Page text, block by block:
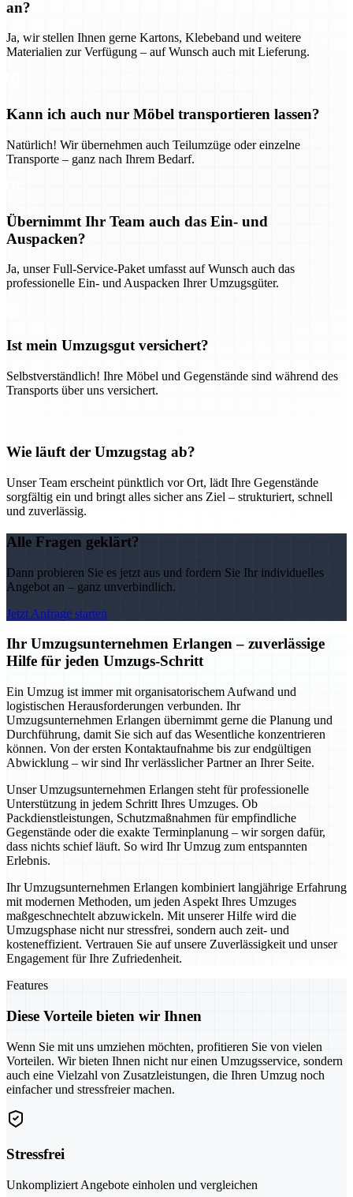
an?
Ja, wir stellen Ihnen gerne Kartons, Klebeband und weitere
Materialien zur Verfügung – auf Wunsch auch mit Lieferung.
Kann ich auch nur Möbel transportieren lassen?
Natürlich! Wir übernehmen auch Teilumzüge oder einzelne
Transporte – ganz nach Ihrem Bedarf.
Übernimmt Ihr Team auch das Ein- und
Auspacken?
Ja, unser Full-Service-Paket umfasst auf Wunsch auch das
professionelle Ein- und Auspacken Ihrer Umzugsgüter.
Ist mein Umzugsgut versichert?
Selbstverständlich! Ihre Möbel und Gegenstände sind während des
Transports über uns versichert.
Wie läuft der Umzugstag ab?
Unser Team erscheint pünktlich vor Ort, lädt Ihre Gegenstände
sorgfältig ein und bringt alles sicher ans Ziel – strukturiert, schnell
und zuverlässig.
Alle Fragen geklärt?
Dann probieren Sie es jetzt aus und fordern Sie Ihr individuelles
Angebot an – ganz unverbindlich.
Jetzt Anfrage starten
Ihr Umzugsunternehmen Erlangen – zuverlässige
Hilfe für jeden Umzugs-Schritt
Ein Umzug ist immer mit organisatorischem Aufwand und
logistischen Herausforderungen verbunden. Ihr
Umzugsunternehmen Erlangen übernimmt gerne die Planung und
Durchführung, damit Sie sich auf das Wesentliche konzentrieren
können. Von der ersten Kontaktaufnahme bis zur endgültigen
Abwicklung – wir sind Ihr verlässlicher Partner an Ihrer Seite.
Unser Umzugsunternehmen Erlangen steht für professionelle
Unterstützung in jedem Schritt Ihres Umzuges. Ob
Packdienstleistungen, Schutzmaßnahmen für empfindliche
Gegenstände oder die exakte Terminplanung – wir sorgen dafür,
dass nichts schief läuft. So wird Ihr Umzug zum entspannten
Erlebnis.
Ihr Umzugsunternehmen Erlangen kombiniert langjährige Erfahrung
mit modernen Methoden, um jeden Aspekt Ihres Umzuges
maßgeschnechtelt abzuwickeln. Mit unserer Hilfe wird die
Umzugsphase nicht nur stressfrei, sondern auch zeit- und
kosteneffizient. Vertrauen Sie auf unsere Zuverlässigkeit und unser
Engagement für Ihre Zufriedenheit.
Features
Diese Vorteile bieten wir Ihnen
Wenn Sie mit uns umziehen möchten, profitieren Sie von vielen
Vorteilen. Wir bieten Ihnen nicht nur einen Umzugsservice, sondern
auch eine Vielzahl von Zusatzleistungen, die Ihren Umzug noch
einfacher und stressfreier machen.
Stressfrei
Unkompliziert Angebote einholen und vergleichen